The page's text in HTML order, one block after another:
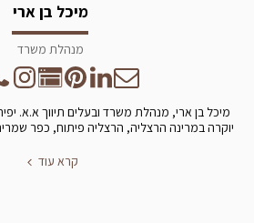
מיכל בן ארי
מנהלת משרד
מיכל בן ארי, מנהלת משרד ובעלים תיווך א.א. יפית
יוקרה במרינה הרצליה, הרצליה פיתוח, כפר
קרא עוד